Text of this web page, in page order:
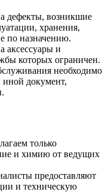
дефекты, возникшие
хранения,
по назначению.
аксессуары и
которых ограничен.
необходимо
иной документ,
только
и химию от ведущих
предоставляют
и техническую